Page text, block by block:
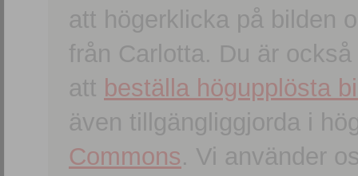
att högerklicka på bilden
från Carlotta. Du är
att beställa högupplösta
även tillgängliggjorda i
Commons. Vi använder